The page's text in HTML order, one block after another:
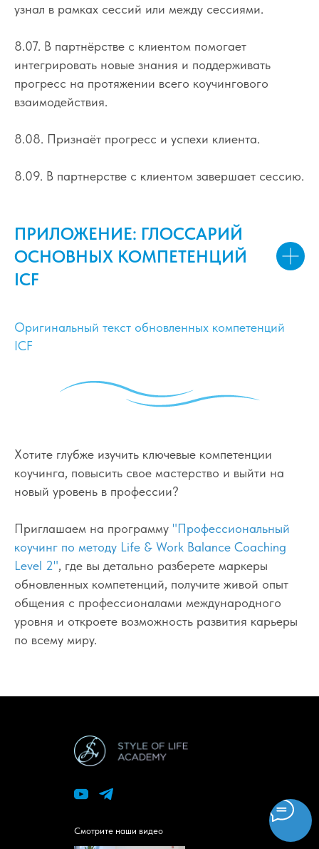
узнал в рамках сессий или между сессиями.
8.07. В партнёрстве с клиентом помогает
интегрировать новые знания и поддерживать
прогресс на протяжении всего коучингового
взаимодействия.
8.08. Признаёт прогресс и успехи клиента.
8.09. В партнерстве с клиентом завершает сессию.
ПРИЛОЖЕНИЕ: ГЛОССАРИЙ
ОСНОВНЫХ КОМПЕТЕНЦИЙ
ICF
Оригинальный текст обновленных компетенций
ICF
Хотите глубже изучить ключевые компетенции
коучинга, повысить свое мастерство и выйти на
новый уровень в профессии?
Приглашаем на программу "Профессиональный
коучинг по методу Life & Work Balance Coaching
Level 2", где вы детально разберете маркеры
обновленных компетенций, получите живой опыт
общения с профессионалами международного
уровня и откроете возможность развития карьеры
по всему миру.
Смотрите наши видео